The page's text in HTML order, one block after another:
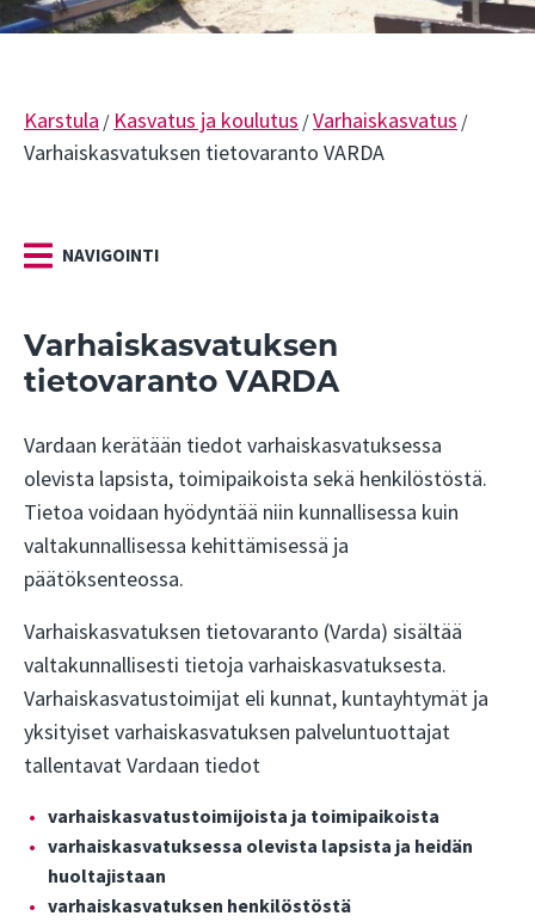
Karstula / Kasvatus ja koulutus /Varhaiskasvatus /
Varhaiskasvatuksen tietovaranto VARDA
NAVIGOINTI
Varhaiskasvatuksen
tietovaranto VARDA
Vardaan kerätään tiedot varhaiskasvatuksessa
olevista lapsista, toimipaikoista sekä henkilöstöstä.
Tietoa voidaan hyödyntää niin kunnallisessa kuin
valtakunnallisessa kehittämisessä ja
päätöksenteossa.
Varhaiskasvatuksen tietovaranto (Varda) sisältää
valtakunnallisesti tietoja varhaiskasvatuksesta.
Varhaiskasvatustoimijat eli kunnat, kuntayhtymät ja
yksityiset varhaiskasvatuksen palveluntuottajat
tallentavat Vardaan tiedot
varhaiskasvatustoimijoista ja toimipaikoista
varhaiskasvatuksessa olevista lapsista ja heidän
huoltajistaan
varhaiskasvatuksen henkilöstöstä